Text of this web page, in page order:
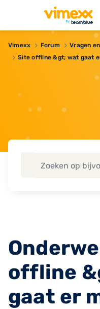
Vimexx Forum
Vragen
Site offline &gt; wat gaat
offline
gaat er